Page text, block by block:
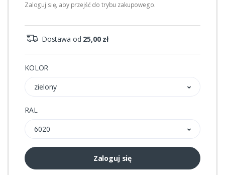
Zaloguj się, aby przejść do trybu zakupowego.
Dostawa od 25,00 zł
KOLOR
zielony
RAL
6020
Zaloguj się